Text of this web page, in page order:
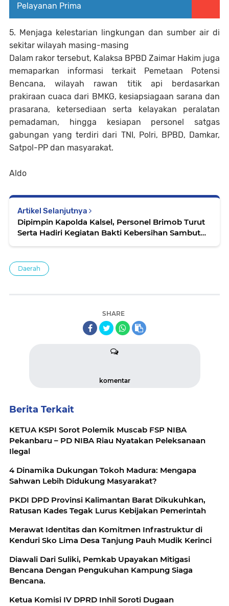
Pelayanan Prima
5. Menjaga kelestarian lingkungan dan sumber air di
sekitar wilayah masing-masing
Dalam rakor tersebut, Kalaksa BPBD Zaimar Hakim juga
memaparkan informasi terkait Pemetaan Potensi
Bencana, wilayah rawan titik api berdasarkan
prakiraan cuaca dari BMKG, kesiapsiagaan sarana dan
prasarana, ketersediaan serta kelayakan peralatan
pemadaman, hingga kesiapan personel satgas
gabungan yang terdiri dari TNI, Polri, BPBD, Damkar,
Satpol-PP dan masyarakat.
Aldo
Artikel Selanjutnya
Dipimpin Kapolda Kalsel, Personel Brimob Turut
Serta Hadiri Kegiatan Bakti Kebersihan Sambut
Daerah
SHARE
komentar
Berita Terkait
KETUA KSPI Sorot Polemik Muscab FSP NIBA
Pekanbaru – PD NIBA Riau Nyatakan Peleksanaan
Ilegal
4 Dinamika Dukungan Tokoh Madura: Mengapa
Sahwan Lebih Didukung Masyarakat?
PKDI DPD Provinsi Kalimantan Barat Dikukuhkan,
Ratusan Kades Tegak Lurus Kebijakan Pemerintah
Merawat Identitas dan Komitmen Infrastruktur di
Kenduri Sko Lima Desa Tanjung Pauh Mudik Kerinci
Diawali Dari Suliki, Pemkab Upayakan Mitigasi
Bencana Dengan Pengukuhan Kampung Siaga
Bencana.
Ketua Komisi IV DPRD Inhil Soroti Dugaan